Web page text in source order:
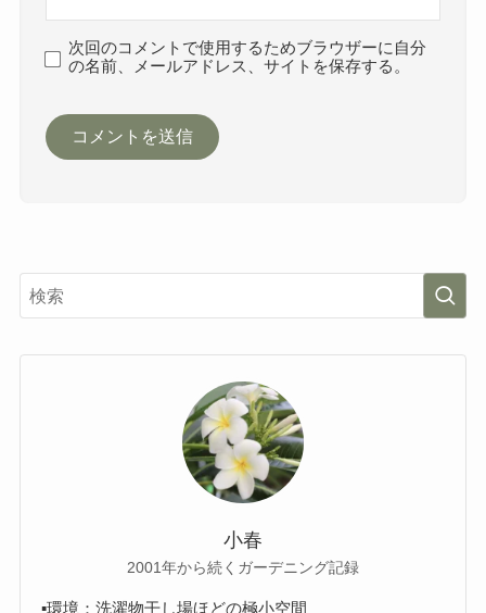
次回のコメントで使用するためブラウザーに自分
の名前、メールアドレス、サイトを保存する。
小春
2001年から続くガーデニング記録
▪️環境：洗濯物干し場ほどの極小空間